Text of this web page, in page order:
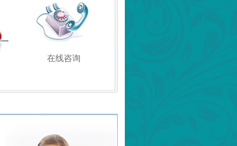
在线咨询